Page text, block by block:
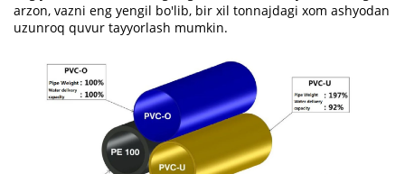
arzon, vazni eng yengil bo'lib, bir xil tonnajdagi xom ashyodan
uzunroq quvur tayyorlash mumkin.